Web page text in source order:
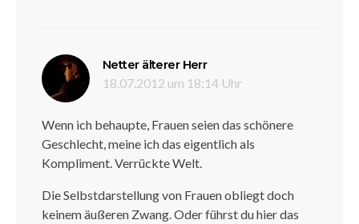
Netter älterer Herrsagt:
18.07.2012 um 18:14 Uhr
Wenn ich behaupte, Frauen seien das schönere
Geschlecht, meine ich das eigentlich als
Kompliment. Verrückte Welt.
Die Selbstdarstellung von Frauen obliegt doch
keinem äußeren Zwang. Oder führst du hier das